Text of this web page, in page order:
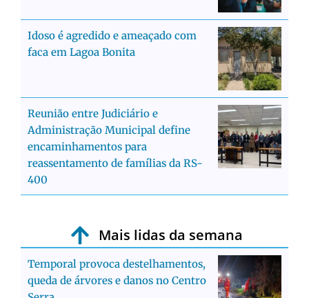
Idoso é agredido e ameaçado com
faca em Lagoa Bonita
Reunião entre Judiciário e
Administração Municipal define
encaminhamentos para
reassentamento de famílias da RS-
400
Mais lidas da semana
Temporal provoca destelhamentos,
queda de árvores e danos no Centro